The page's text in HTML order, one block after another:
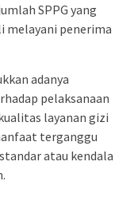
SPPG yang
melayani penerima
adanya
pelaksanaan
layanan gizi
terganggu
atau kendala